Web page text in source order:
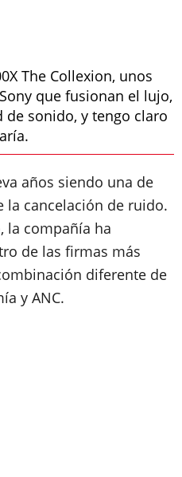
The Collexion, unos
que fusionan el lujo,
sonido, y tengo claro
años siendo una de
la cancelación de ruido.
la compañía ha
de las firmas más
diferente de
y ANC.